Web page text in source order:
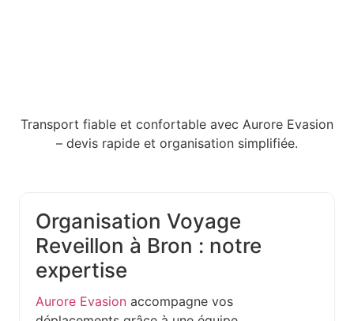
Transport fiable et confortable avec Aurore Evasion
– devis rapide et organisation simplifiée.
Organisation Voyage
Reveillon à Bron : notre
expertise
Aurore Evasion accompagne vos